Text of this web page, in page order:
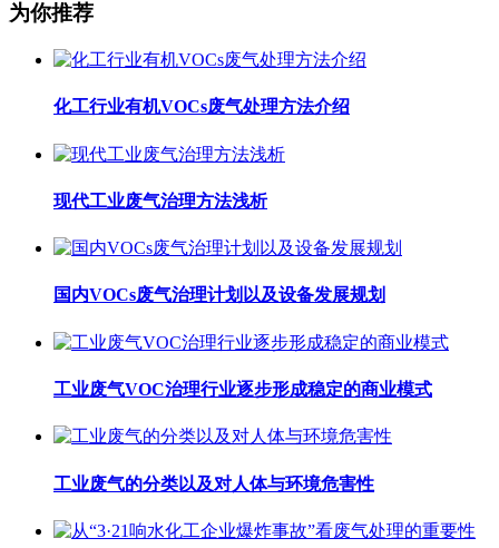
为你推荐
化工行业有机VOCs废气处理方法介绍
现代工业废气治理方法浅析
国内VOCs废气治理计划以及设备发展规划
工业废气VOC治理行业逐步形成稳定的商业模式
工业废气的分类以及对人体与环境危害性